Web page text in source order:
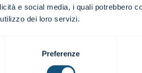
e social media, i quali potrebbero
dei loro servizi.
Preferenze